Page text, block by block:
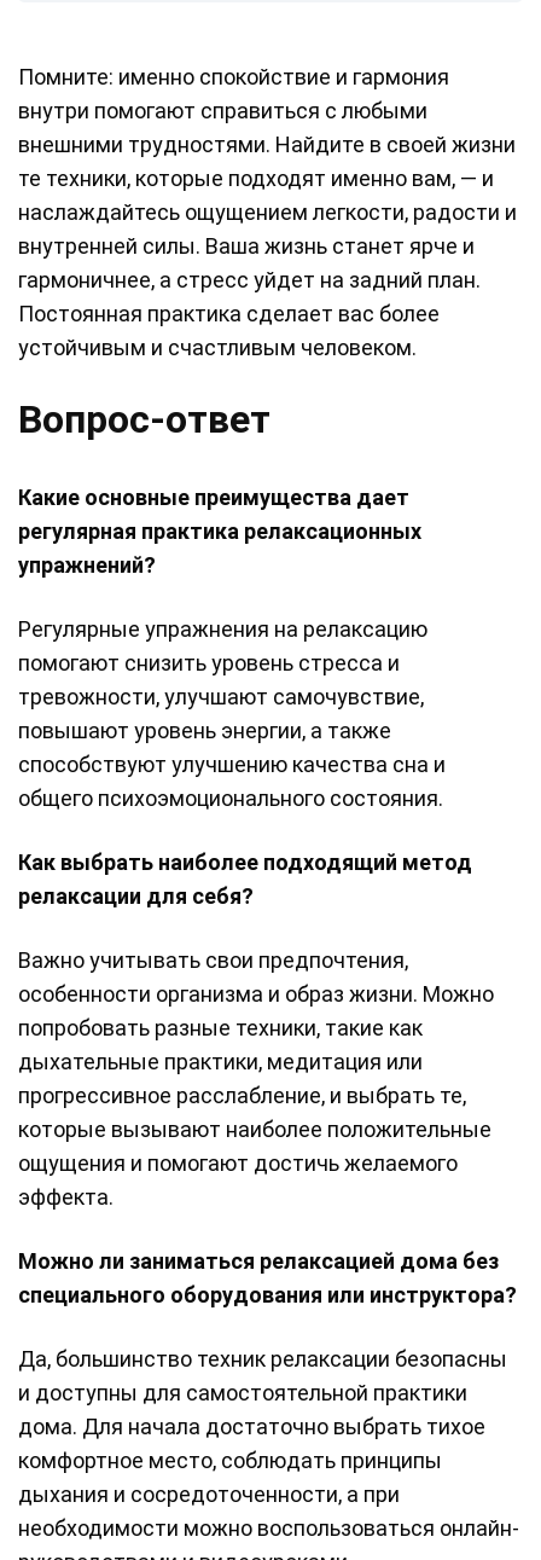
Помните: именно спокойствие и гармония
внутри помогают справиться с любыми
внешними трудностями. Найдите в своей жизни
те техники, которые подходят именно вам, — и
наслаждайтесь ощущением легкости, радости и
внутренней силы. Ваша жизнь станет ярче и
гармоничнее, а стресс уйдет на задний план.
Постоянная практика сделает вас более
устойчивым и счастливым человеком.
Вопрос-ответ
Какие основные преимущества дает
регулярная практика релаксационных
упражнений?
Регулярные упражнения на релаксацию
помогают снизить уровень стресса и
тревожности, улучшают самочувствие,
повышают уровень энергии, а также
способствуют улучшению качества сна и
общего психоэмоционального состояния.
Как выбрать наиболее подходящий метод
релаксации для себя?
Важно учитывать свои предпочтения,
особенности организма и образ жизни. Можно
попробовать разные техники, такие как
дыхательные практики, медитация или
прогрессивное расслабление, и выбрать те,
которые вызывают наиболее положительные
ощущения и помогают достичь желаемого
эффекта.
Можно ли заниматься релаксацией дома без
специального оборудования или инструктора?
Да, большинство техник релаксации безопасны
и доступны для самостоятельной практики
дома. Для начала достаточно выбрать тихое
комфортное место, соблюдать принципы
дыхания и сосредоточенности, а при
необходимости можно воспользоваться онлайн-